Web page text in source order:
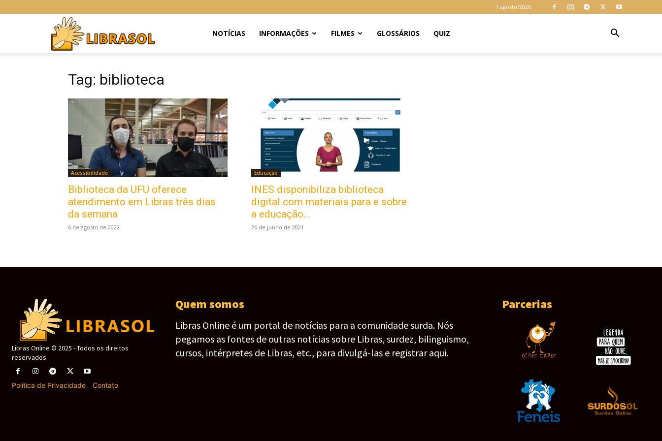
7 agosto/2026
NOTÍCIAS INFORMAÇÕES FILMES GLOSSÁRIOS QUIZ
Tag: biblioteca
Acessibilidade
Biblioteca da UFU oferece
atendimento em Libras três dias
da semana
6 de agosto de 2022
Educação
INES disponibiliza biblioteca
digital com materiais para e sobre
a educação...
26 de junho de 2021
cookies para
garantir que
Libras Online © 2025 - Todos os direitos
reservados.
Política de Privacidade Contato
Quem somos
Libras Online é um portal de notícias para a comunidade surda. Nós
pegamos as fontes de outras notícias sobre Libras, surdez, bilinguismo,
cursos, intérpretes de Libras, etc., para divulgá-las e registrar aqui.
Parcerias